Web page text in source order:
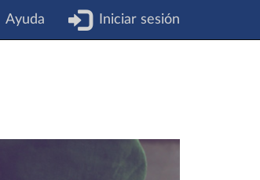
Ayuda Iniciar sesión